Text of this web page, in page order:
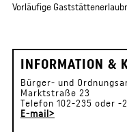
Vorläufige
INFORMATION &
Bürger- und
Marktstraße 23
Telefon 102-235 oder -
E-mail>